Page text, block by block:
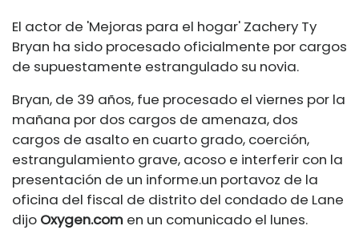
El actor de 'Mejoras para el hogar' Zachery Ty
Bryan ha sido procesado oficialmente por cargos
de supuestamente estrangulado su novia.
Bryan, de 39 años, fue procesado el viernes por la
mañana por dos cargos de amenaza, dos
cargos de asalto en cuarto grado, coerción,
estrangulamiento grave, acoso e interferir con la
presentación de un informe.un portavoz de la
oficina del fiscal de distrito del condado de Lane
dijo Oxygen.com en un comunicado el lunes.